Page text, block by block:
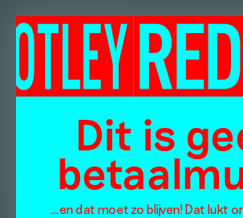
Dit is
…en dat moet zo blijven! Dat lukt